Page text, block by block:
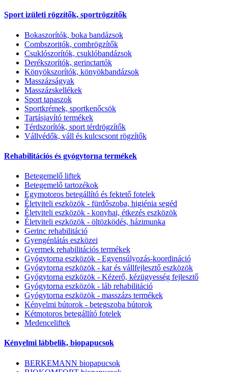
Sport izületi rögzítők, sportrögzítők
Bokaszorítók, boka bandázsok
Combszoritók, combrögzítők
Csuklószorítók, csuklóbandázsok
Derékszorítók, gerinctartók
Könyökszorítók, könyökbandázsok
Masszázságyak
Masszázskellékek
Sport tapaszok
Sportkrémek, sportkenőcsök
Tartásjavító termékek
Térdszorítók, sport térdrögzítők
Vállvédők, váll és kulcscsont rögzítők
Rehabilitációs és gyógytorna termékek
Betegemelő liftek
Betegemelő tartozékok
Egymotoros betegállító és fektető fotelek
Életviteli eszközök - fürdőszoba, higiénia segéd
Életviteli eszközök - konyhai, étkezés eszközök
Életviteli eszközök - öltözködés, házimunka
Gerinc rehabilitáció
Gyengénlátás eszközei
Gyermek rehabilitációs termékek
Gyógytorna eszközök - Egyensúlyozás-koordináció
Gyógytorna eszközök - kar és vállfejlesztő eszközök
Gyógytorna eszközök - Kézerő, kézügyesség fejlesztő
Gyógytorna eszközök - láb rehabilitáció
Gyógytorna eszközök - masszázs termékek
Kényelmi bútorok - betegszoba bútorok
Kétmotoros betegállító fotelek
Medenceliftek
Kényelmi lábbelik, biopapucsok
BERKEMANN biopapucsok